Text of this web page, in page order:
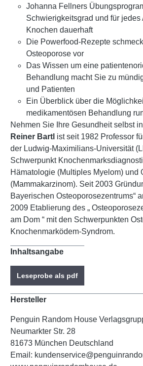
Johanna Fellners
Schwierigkeitsgrad und für jedes
Knochen dauerhaft
Die Powerfood-Rezepte
Osteoporose vor
Das Wissen um eine
Behandlung macht Sie zu
und Patienten
Ein Überblick über die
medikamentösen Behandlung
Nehmen Sie Ihre Gesundheit selbst
Reiner Bartl ist seit 1982 Professor
der Ludwig-Maximilians-Universität
Schwerpunkt
Hämatologie (Multiples Myelom) und
(Mammakarzinom). Seit 2003
Bayerischen Osteoporosezentrums“
2009 Etablierung des „
am Dom “ mit den Schwerpunkten
Knochenmarködem-Syndrom.
Inhaltsangabe
Leseprobe als pdf
Hersteller
Penguin Random House
Neumarkter Str. 28
81673 München Deutschland
Email: